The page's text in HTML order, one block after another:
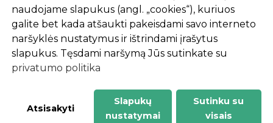
Informacija
Apie mus
Prekių pirkimo – pardavimo taisyklės
Prekių pristatymas ir atsiėmimas
-
1
2
%
n
u
o
l
a
i
d
naudojame slapukus (angl. „cookies“), kuriuos
galite bet kada atšaukti pakeisdami savo interneto
naršyklės nustatymus ir ištrindami įrašytus
slapukus. Tęsdami naršymą Jūs sutinkate su
privatumo politika
Atsisakyti
Slapukų
nustatymai
Sutinku su
visais